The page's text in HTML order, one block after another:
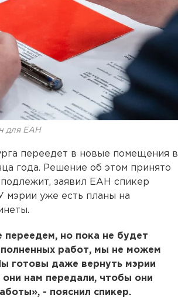
для ЕАН
переедет в новые помещения в
года. Решение об этом принято
заявил ЕАН спикер
мэрии уже есть планы на
переедем, но пока не будет
работ, мы не можем
готовы даже вернуть мэрии
они нам передали, чтобы они
- пояснил спикер.